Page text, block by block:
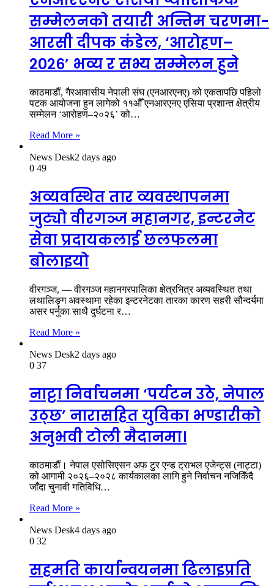
सम्मेलनको तयारी अन्तिम चरणमा-
आरसी दीपक कंडेल, ‘आरोहण–
२०२६’ भव्य र सभ्य सम्मेलन हुने
काठमाडौं, गैरआवासीय नेपाली संघ (एनआरएनए) को एकतापछि पहिलो
पटक आयोजना हुन लागेको ११औँ एनआरएनए एसिया प्रशान्त क्षेत्रीय
सम्मेलन ‘आरोहण–२०२६’ को…
Read More »
News Desk2 days ago
0 49
अव्यवस्थित तार व्यवस्थापनमा
जुट्यो वीरगञ्ज महानगर, इन्टरनेट
सेवा प्रदायकलाई छलफलमा
बोलाइयो
वीरगञ्ज, — वीरगञ्ज महानगरपालिका क्षेत्रभित्र अव्यवस्थित तथा
लथालिङ्ग अवस्थामा रहेका इन्टरनेटका तारका कारण सहरी सौन्दर्यमा
असर पर्नुका साथै दुर्घटना र…
Read More »
News Desk2 days ago
0 37
नाट्टा निर्वाचनमा ‘पर्यटन उठे, नेपाल
उठ्छ’ नारासहित युविका भण्डारीको
अनुभवी टोली मैदानमा।
काठमाडौं। नेपाल एसोसिएसन अफ टुर एन्ड ट्राभल एजेन्ट्स (नाट्टा)
को आगामी २०२६–२०२८ कार्यकालका लागि हुने निर्वाचन नजिकिँदै
जाँदा चुनावी गतिविधि…
Read More »
News Desk4 days ago
0 32
सहमति कार्यान्वयनमा ढिलाइप्रति